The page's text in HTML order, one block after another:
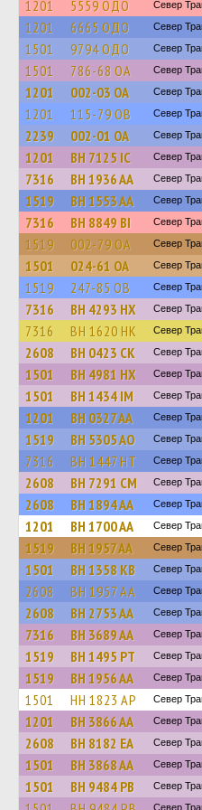
1201 5559 ОДО Север
1201 6665 ОДО Север
1501 9794 ОДО Север
1501 786-68 ОА Север
1201 002-03 ОА Север
1201 115-79 ОВ Север
2239 002-01 ОА Север
1201 BH 7125 IC Север
7316 BH 1936 AA Север
1519 BH 1553 AA Север
7316 BH 8849 BI Север
1519 002-79 ОА Север
1501 024-61 ОА Север
1519 247-85 ОВ Север
7316 BH 4293 HX Север
7316 BH 1620 HK Север
2608 BH 0423 CK Север
1501 BH 4981 HX Север
1501 BH 1434 IM Север
1201 BH 0327 AA Север
1519 BH 5305 AO Север
7316 BH 1447 HT Север
2608 BH 7291 CM Север
2608 BH 1894 AA Север
1201 BH 1700 AA Север
1519 BH 1957 AA Север
1501 BH 1358 KB Север
2608 BH 1957 AA Север
2608 BH 2753 AA Север
7316 BH 3689 AA Север
1519 BH 1495 PT Север
1519 BH 1956 AA Север
1501 HH 1823 AP Север
1201 BH 3866 AA Север
2608 BH 8182 EA Север
1501 BH 3868 AA Север
1501 BH 9484 PB Север
Север